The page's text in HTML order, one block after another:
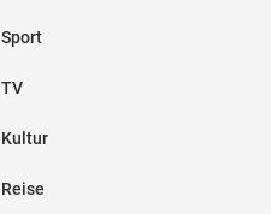
Sport
TV
Kultur
Reise